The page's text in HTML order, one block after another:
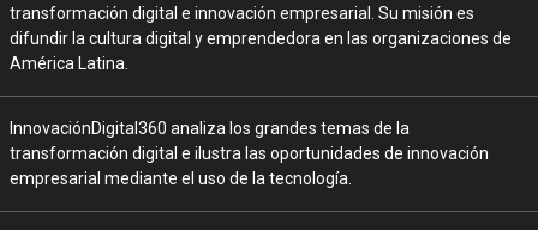
transformación digital e innovación empresarial. Su misión es
difundir la cultura digital y emprendedora en las organizaciones de
América Latina.
InnovaciónDigital360 analiza los grandes temas de la
transformación digital e ilustra las oportunidades de innovación
empresarial mediante el uso de la tecnología.